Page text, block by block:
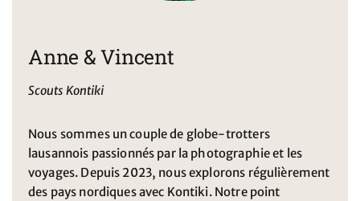
Anne & Vincent
Scouts Kontiki
Nous sommes un couple de globe-trotters
lausannois passionnés par la photographie et les
voyages. Depuis 2023, nous explorons régulièrement
des pays nordiques avec Kontiki. Notre point